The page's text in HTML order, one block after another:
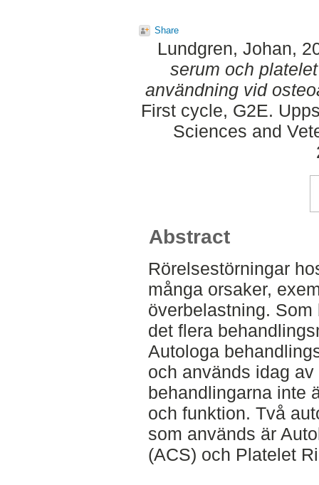
Share
Lundgren, Johan,
serum och
användning vid
First cycle, G2E.
Sciences and
Abstract
Rörelsestörningar
många orsaker,
överbelastning.
det flera
Autologa
och används idag
behandlingarna inte
och funktion. Två
som används är
(ACS) och Platelet